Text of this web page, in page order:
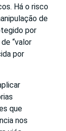
Há o risco
de
por
“valor
por
que
nos